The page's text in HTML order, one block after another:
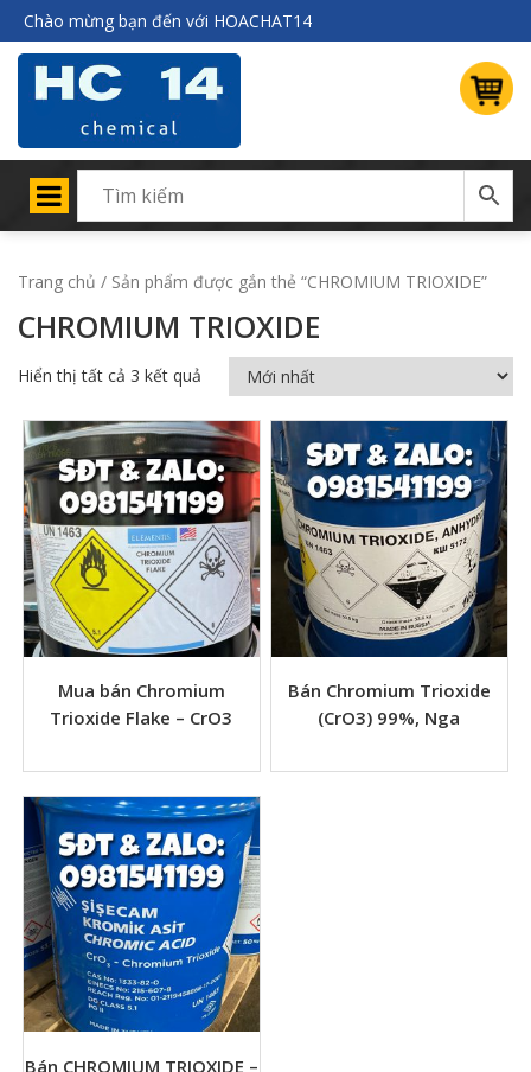
Chào mừng bạn đến với HOACHAT14
Trang chủ / Sản phẩm được gắn thẻ “CHROMIUM TRIOXIDE”
CHROMIUM TRIOXIDE
Hiển thị tất cả 3 kết quả
Mua bán Chromium
Trioxide Flake – CrO3
Bán Chromium Trioxide
(CrO3) 99%, Nga
Bán CHROMIUM TRIOXIDE –